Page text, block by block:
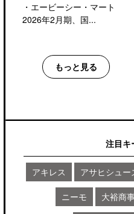
・ エービーシー・マート
2026年2月期、国...
もっと見る
注目キ
アキレス アサヒシュー
ニーモ 大裕商